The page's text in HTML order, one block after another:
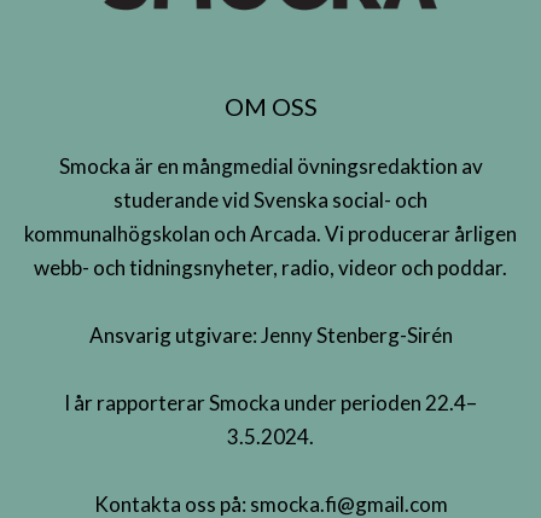
OM OSS
Smocka är en mångmedial övningsredaktion av
studerande vid Svenska social- och
kommunalhögskolan och Arcada. Vi producerar årligen
webb- och tidningsnyheter, radio, videor och poddar.
Ansvarig utgivare: Jenny Stenberg-Sirén
I år rapporterar Smocka under perioden 22.4–
3.5.2024.
Kontakta oss på: smocka.fi@gmail.com